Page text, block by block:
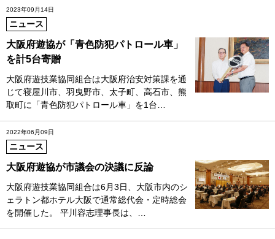
2023年09月14日
ニュース
大阪府遊協が「青色防犯パトロール車」
を計5台寄贈
大阪府遊技業協同組合は大阪府治安対策課を通
じて寝屋川市、羽曳野市、太子町、高石市、熊
取町に「青色防犯パトロール車」を1台…
2022年06月09日
ニュース
大阪府遊協が市議会の決議に反論
大阪府遊技業協同組合は6月3日、大阪市内のシ
ェラトン都ホテル大阪で通常総代会・定時総会
を開催した。 平川容志理事長は、…